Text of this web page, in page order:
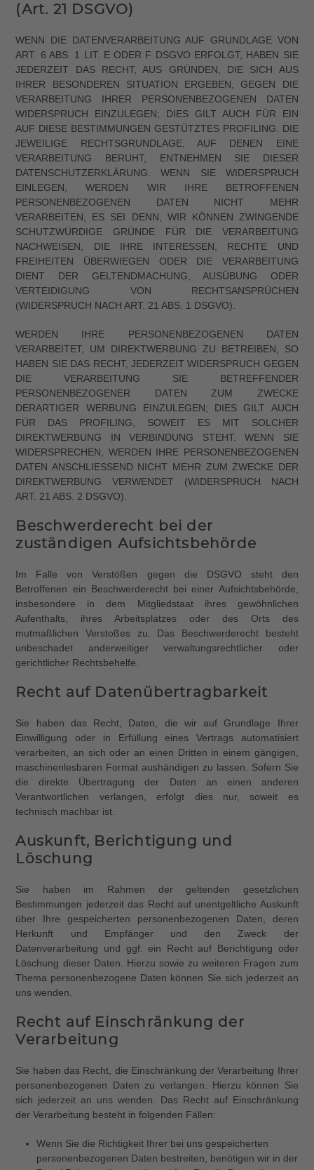
(Art. 21 DSGVO)
WENN DIE DATENVERARBEITUNG AUF GRUNDLAGE VON
ART. 6 ABS. 1 LIT. E ODER F DSGVO ERFOLGT, HABEN SIE
JEDERZEIT DAS RECHT, AUS GRÜNDEN, DIE SICH AUS
IHRER BESONDEREN SITUATION ERGEBEN, GEGEN DIE
VERARBEITUNG IHRER PERSONENBEZOGENEN DATEN
WIDERSPRUCH EINZULEGEN; DIES GILT AUCH FÜR EIN
AUF DIESE BESTIMMUNGEN GESTÜTZTES PROFILING. DIE
JEWEILIGE RECHTSGRUNDLAGE, AUF DENEN EINE
VERARBEITUNG BERUHT, ENTNEHMEN SIE DIESER
DATENSCHUTZERKLÄRUNG. WENN SIE WIDERSPRUCH
EINLEGEN, WERDEN WIR IHRE BETROFFENEN
PERSONENBEZOGENEN DATEN NICHT MEHR
VERARBEITEN, ES SEI DENN, WIR KÖNNEN ZWINGENDE
SCHUTZWÜRDIGE GRÜNDE FÜR DIE VERARBEITUNG
NACHWEISEN, DIE IHRE INTERESSEN, RECHTE UND
FREIHEITEN ÜBERWIEGEN ODER DIE VERARBEITUNG
DIENT DER GELTENDMACHUNG, AUSÜBUNG ODER
VERTEIDIGUNG VON RECHTSANSPRÜCHEN
(WIDERSPRUCH NACH ART. 21 ABS. 1 DSGVO).
WERDEN IHRE PERSONENBEZOGENEN DATEN
VERARBEITET, UM DIREKTWERBUNG ZU BETREIBEN, SO
HABEN SIE DAS RECHT, JEDERZEIT WIDERSPRUCH GEGEN
DIE VERARBEITUNG SIE BETREFFENDER
PERSONENBEZOGENER DATEN ZUM ZWECKE
DERARTIGER WERBUNG EINZULEGEN; DIES GILT AUCH
FÜR DAS PROFILING, SOWEIT ES MIT SOLCHER
DIREKTWERBUNG IN VERBINDUNG STEHT. WENN SIE
WIDERSPRECHEN, WERDEN IHRE PERSONENBEZOGENEN
DATEN ANSCHLIESSEND NICHT MEHR ZUM ZWECKE DER
DIREKTWERBUNG VERWENDET (WIDERSPRUCH NACH
ART. 21 ABS. 2 DSGVO).
Beschwerde­recht bei der
zuständigen Aufsichts­behörde
Im Falle von Verstößen gegen die DSGVO steht den
Betroffenen ein Beschwerderecht bei einer Aufsichtsbehörde,
insbesondere in dem Mitgliedstaat ihres gewöhnlichen
Aufenthalts, ihres Arbeitsplatzes oder des Orts des
mutmaßlichen Verstoßes zu. Das Beschwerderecht besteht
unbeschadet anderweitiger verwaltungsrechtlicher oder
gerichtlicher Rechtsbehelfe.
Recht auf Daten­übertrag­barkeit
Sie haben das Recht, Daten, die wir auf Grundlage Ihrer
Einwilligung oder in Erfüllung eines Vertrags automatisiert
verarbeiten, an sich oder an einen Dritten in einem gängigen,
maschinenlesbaren Format aushändigen zu lassen. Sofern Sie
die direkte Übertragung der Daten an einen anderen
Verantwortlichen verlangen, erfolgt dies nur, soweit es
technisch machbar ist.
Auskunft, Berichtigung und
Löschung
Sie haben im Rahmen der geltenden gesetzlichen
Bestimmungen jederzeit das Recht auf unentgeltliche Auskunft
über Ihre gespeicherten personenbezogenen Daten, deren
Herkunft und Empfänger und den Zweck der
Datenverarbeitung und ggf. ein Recht auf Berichtigung oder
Löschung dieser Daten. Hierzu sowie zu weiteren Fragen zum
Thema personenbezogene Daten können Sie sich jederzeit an
uns wenden.
Recht auf Einschränkung der
Verarbeitung
Sie haben das Recht, die Einschränkung der Verarbeitung Ihrer
personenbezogenen Daten zu verlangen. Hierzu können Sie
sich jederzeit an uns wenden. Das Recht auf Einschränkung
der Verarbeitung besteht in folgenden Fällen:
Wenn Sie die Richtigkeit Ihrer bei uns gespeicherten
personenbezogenen Daten bestreiten, benötigen wir in der